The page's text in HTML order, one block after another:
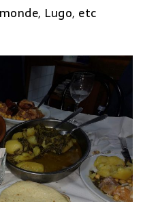
Lugo, etc